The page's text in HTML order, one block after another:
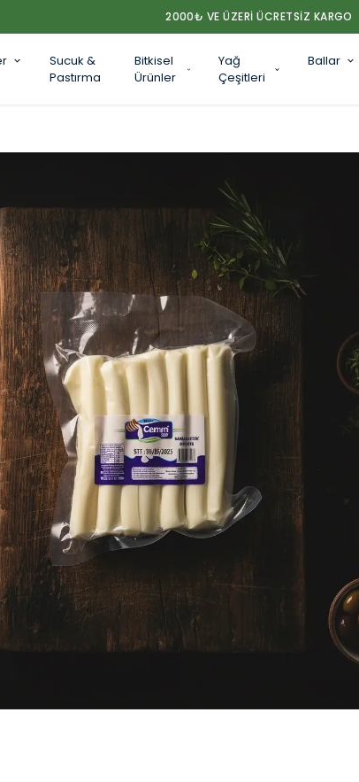
2000₺ VE ÜZERİ ÜCRETSİZ KARGO
Sucuk &
Pastırma
Bitkisel
Ürünler
Yağ
Çeşitleri
Ballar